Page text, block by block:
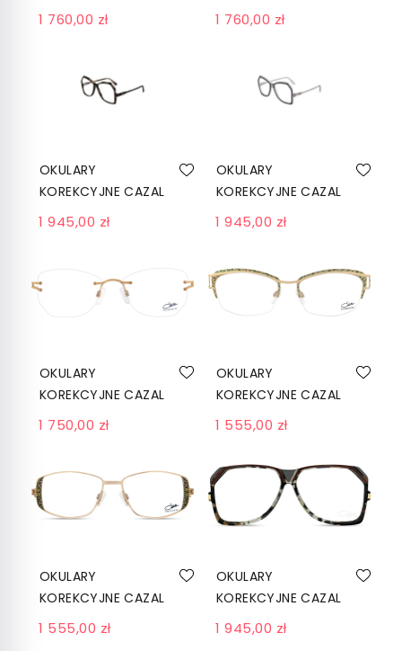
6028 003 CRYSTAL
BICOLOUR
1 760,00 zł
4265 002 GOLD
1 760,00 zł
OKULARY
KOREKCYJNE CAZAL
151 004 BLACK-FLINT
1 945,00 zł
OKULARY
KOREKCYJNE CAZAL
151 C163 BLACK-
1 945,00 zł
OKULARY
KOREKCYJNE CAZAL
1270 003 LAVENDER-
GOLD
1 750,00 zł
OKULARY
KOREKCYJNE CAZAL
1281 001 PISTACHIO-
1 555,00 zł
OKULARY
KOREKCYJNE CAZAL
1296 003 MOSS
GREEN-ROSEGOLD
1 555,00 zł
OKULARY
KOREKCYJNE CAZAL
186 C002 HAVANNA-
1 945,00 zł